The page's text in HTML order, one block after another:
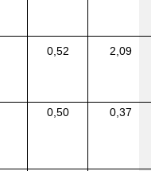
0,52 2,09
0,50 0,37